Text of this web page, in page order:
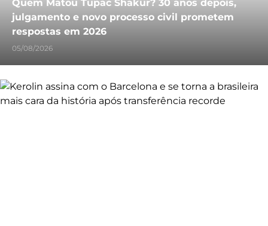
Quem Matou Tupac Shakur? 30 anos depois,
julgamento e novo processo civil prometem
respostas em 2026
05/08/2026